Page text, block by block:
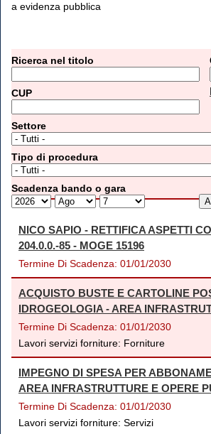
a evidenza pubblica
Ricerca nel titolo
CUP
Settore
Tipo di procedura
Scadenza bando o gara
NICO SAPIO - RETTIFICA ASPETTI
204.0.0.-85 - MOGE 15196
Termine Di Scadenza: 01/01/2030
ACQUISTO BUSTE E CARTOLINE
IDROGEOLOGIA - AREA
Termine Di Scadenza: 01/01/2030
Lavori servizi forniture: Forniture
IMPEGNO DI SPESA PER
AREA INFRASTRUTTURE E OPERE
Termine Di Scadenza: 01/01/2030
Lavori servizi forniture: Servizi